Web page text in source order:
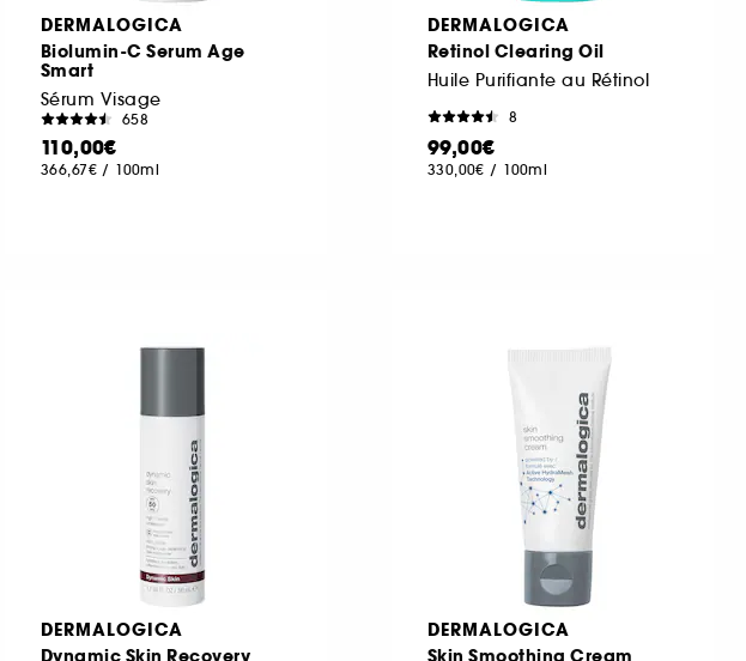
DERMALOGICA
Biolumin-C Serum Age
Smart
Sérum Visage
658
110,00€
366,67€ / 100ml
DERMALOGICA
Retinol Clearing Oil
Huile Purifiante au Rétinol
8
99,00€
330,00€ / 100ml
DERMALOGICA
Dynamic Skin Recovery
DERMALOGICA
Skin Smoothing Cream